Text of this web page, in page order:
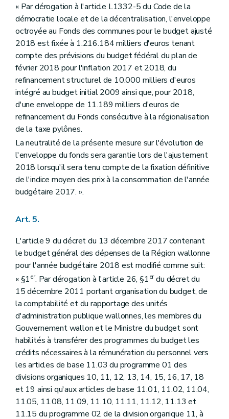
« Par dérogation à l'article L1332-5 du Code de la
démocratie locale et de la décentralisation, l'enveloppe
octroyée au Fonds des communes pour le budget ajusté
2018 est fixée à 1.216.184 milliers d'euros tenant
compte des prévisions du budget fédéral du plan de
février 2018 pour l'inflation 2017 et 2018, du
refinancement structurel de 10.000 milliers d'euros
intégré au budget initial 2009 ainsi que, pour 2018,
d'une enveloppe de 11.189 milliers d'euros de
refinancement du Fonds consécutive à la régionalisation
de la taxe pylônes.
La neutralité de la présente mesure sur l'évolution de
l'enveloppe du fonds sera garantie lors de l'ajustement
2018 lorsqu'il sera tenu compte de la fixation définitive
de l'indice moyen des prix à la consommation de l'année
budgétaire 2017. ».
Art. 5.
L'article 9 du décret du 13 décembre 2017 contenant
le budget général des dépenses de la Région wallonne
pour l'année budgétaire 2018 est modifié comme suit:
« §1er. Par dérogation à l'article 26, §1erdu décret du
15 décembre 2011 portant organisation du budget, de
la comptabilité et du rapportage des unités
d'administration publique wallonnes, les membres du
Gouvernement wallon et le Ministre du budget sont
habilités à transférer des programmes du budget les
crédits nécessaires à la rémunération du personnel vers
les articles de base 11.03 du programme 01 des
divisions organiques 10, 11, 12, 13, 14, 15, 16, 17, 18
et 19 ainsi qu'aux articles de base 11.01, 11.02, 11.04,
11.05, 11.08, 11.09, 11.10, 11.11, 11.12, 11.13 et
11.15 du programme 02 de la division organique 11, à